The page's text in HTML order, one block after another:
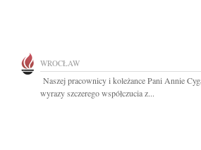
WROCŁAW
Naszej pracownicy i koleżance Pani Annie
wyrazy szczerego współczucia z...